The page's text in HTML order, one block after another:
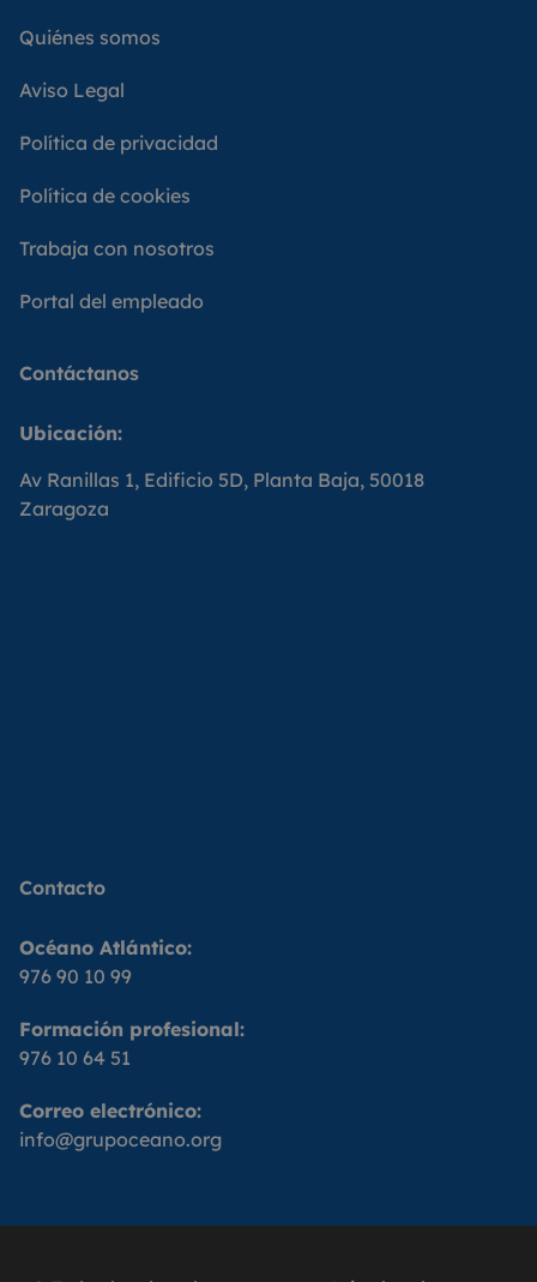
Quiénes somos
Aviso Legal
Política de privacidad
Política de cookies
Trabaja con nosotros
Portal del empleado
Contáctanos
Ubicación:
Av Ranillas 1, Edificio 5D, Planta Baja, 50018
Zaragoza
Contacto
Océano Atlántico:
976 90 10 99
Formación profesional:
976 10 64 51
Correo electrónico:
info@grupoceano.org